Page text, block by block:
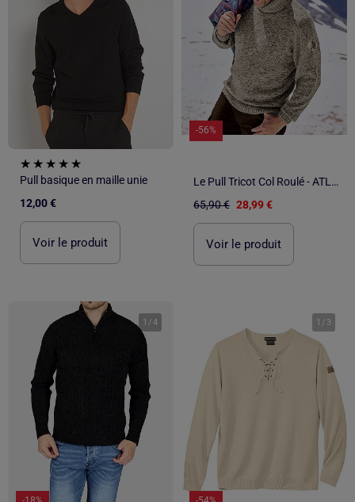
Pull basique en maille unie
12,00 €
Voir le produit
-56%
Le Pull Tricot Col Roulé - ATLAS FOR MEN
65,90 € 28,99 €
Voir le produit
1 /4 1 / 3